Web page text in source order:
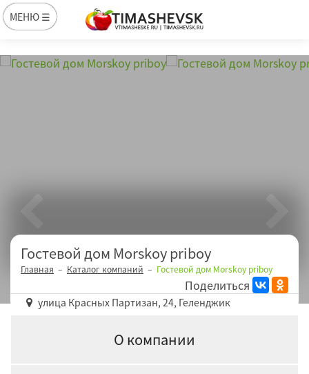
МЕНЮ ☰
Гостевой дом Morskoy priboy
Главная Каталог компаний Гостевой дом Morskoy priboy
Поделиться
улица Красных Партизан, 24, Геленджик
О компании